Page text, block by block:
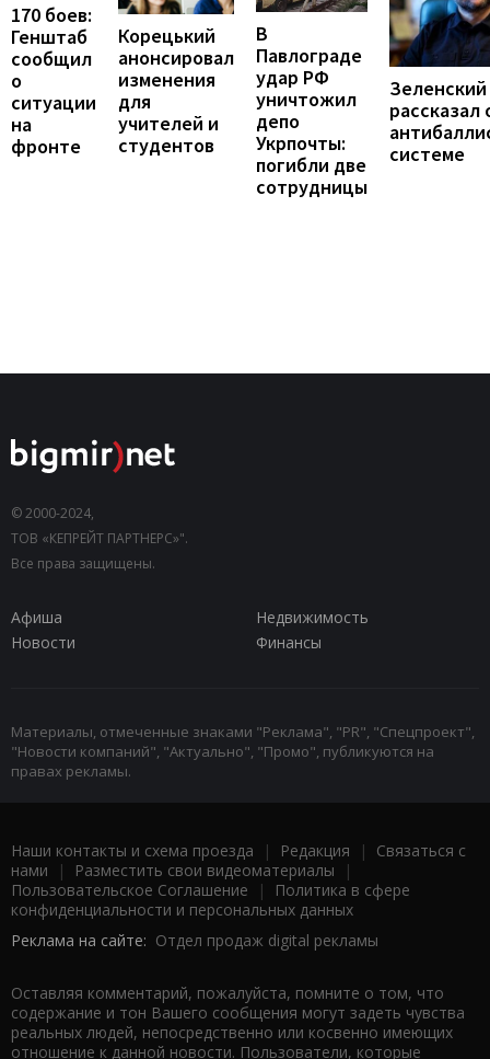
170 боев:
Генштаб
сообщил
о
ситуации
на
фронте
Корецький
анонсировал
изменения
для
учителей и
студентов
В
Павлограде
удар РФ
уничтожил
депо
Укрпочты:
погибли две
сотрудницы
Зеленский
рассказал
системе
© 2000-2024,
ТОВ «КЕПРЕЙТ ПАРТНЕРС»".
Все права защищены.
Афиша
Недвижимость
Новости
Финансы
Материалы, отмеченные знаками "Реклама", "PR", "Спецпроект",
"Новости компаний", "Актуально", "Промо", публикуются на
правах рекламы.
Наши контакты и схема проезда | Редакция | Связаться с
нами | Разместить свои видеоматериалы |
Пользовательское Соглашение |
Политика в сфере
конфиденциальности и персональных данных
Реклама на сайте: Отдел продаж digital рекламы
Оставляя комментарий, пожалуйста, помните о том, что
содержание и тон Вашего сообщения могут задеть чувства
реальных людей, непосредственно или косвенно имеющих
отношение к данной новости. Пользователи, которые